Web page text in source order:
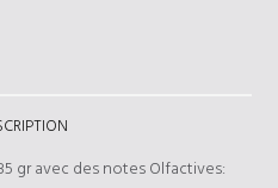
gr avec des notes Olfactives: